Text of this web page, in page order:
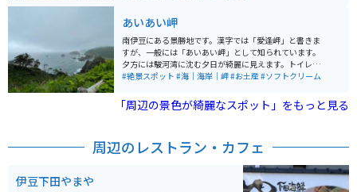
に際立ちます。先端には石廊崎神社もあり、海上安全の
神様として崇拝されています。 駐車場近くに休憩棟があ
り、食事やスイーツがあります。駐車場から徒歩で片道2
0～30分ほどで先端にある灯台、神社に着きます。神社
に続く階段は急な階段になっています。
あいあい岬
南伊豆にある景勝地です。漢字では「愛逢岬」と書きま
すが、一般には「あいあい岬」として知られています。
夕方には駿河湾に沈む夕日が綺麗に見えます。トイレと
お土産屋があります。12種類のソフトクリームがあり、
っています。
#絶景スポット #海｜海岸｜岬#お土産#ソフトクリーム
「周辺の景色が綺麗なスポット」をもっと見る
周辺のレストラン・カフェ
伊豆下田やまや